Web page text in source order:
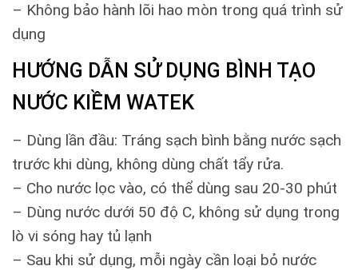
– Không bảo hành lõi hao mòn trong quá trình sử
dụng
HƯỚNG DẪN SỬ DỤNG BÌNH TẠO
NƯỚC KIỀM WATEK
– Dùng lần đầu: Tráng sạch bình bằng nước sạch
trước khi dùng, không dùng chất tẩy rửa.
– Cho nước lọc vào, có thể dùng sau 20-30 phút
– Dùng nước dưới 50 độ C, không sử dụng trong
lò vi sóng hay tủ lạnh
– Sau khi sử dụng, mỗi ngày cần loại bỏ nước